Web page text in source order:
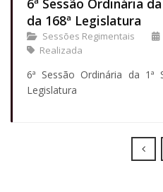
6ª Sessão Ordinária
da 168ª Legislatura
Sessões Regimentais
Realizada
6ª Sessão Ordinária da 1ª
Legislatura
Prev